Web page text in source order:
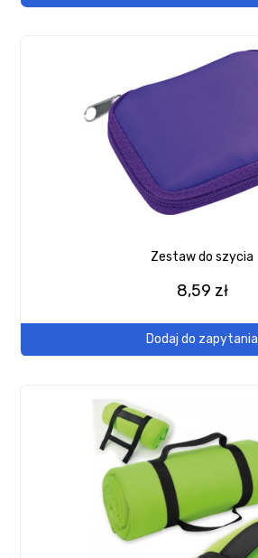
Zestaw do szycia
8,59 zł
Dodaj do zapytania